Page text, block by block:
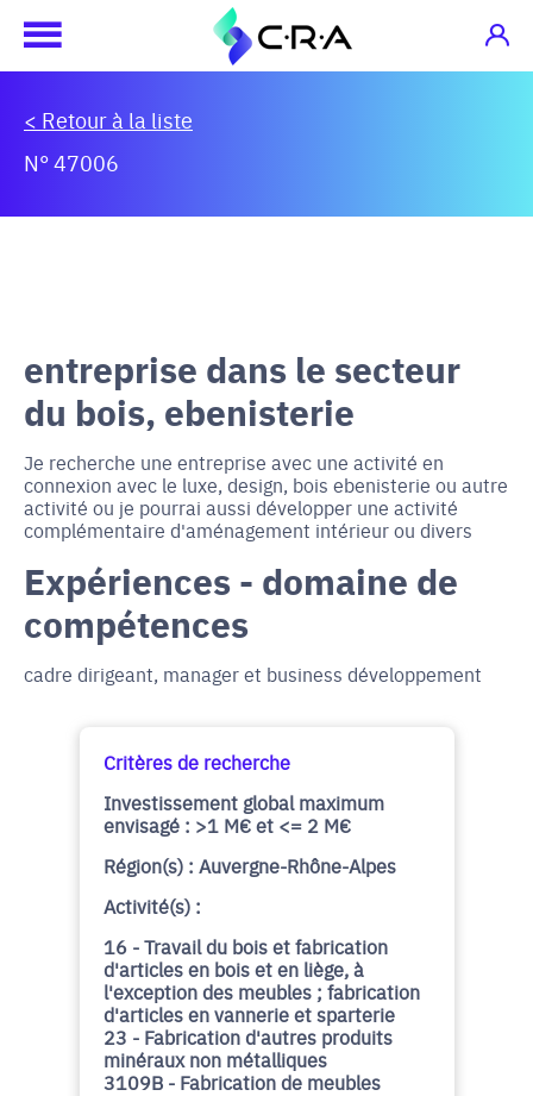
< Retour à la liste
N° 47006
entreprise dans le secteur
du bois, ebenisterie
Je recherche une entreprise avec une activité en
connexion avec le luxe, design, bois ebenisterie ou autre
activité ou je pourrai aussi développer une activité
complémentaire d'aménagement intérieur ou divers
Expériences - domaine de
compétences
cadre dirigeant, manager et business développement
Critères de recherche
Investissement global maximum
envisagé : >1 M€ et <= 2 M€
Région(s) : Auvergne-Rhône-Alpes
Activité(s) :
16 - Travail du bois et fabrication
d'articles en bois et en liège, à
l'exception des meubles ; fabrication
d'articles en vannerie et sparterie
23 - Fabrication d'autres produits
minéraux non métalliques
3109B - Fabrication de meubles